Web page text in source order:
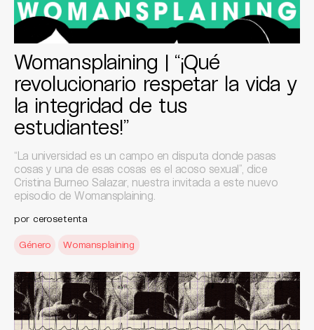
Womansplaining | “¡Qué
revolucionario respetar la vida y
la integridad de tus
estudiantes!”
“La universidad es un campo en disputa donde pasas
cosas y una de esas cosas es el acoso sexual”, dice
Cristina Burneo Salazar, nuestra invitada a este nuevo
episodio de Womansplaining.
por cerosetenta
Género Womansplaining